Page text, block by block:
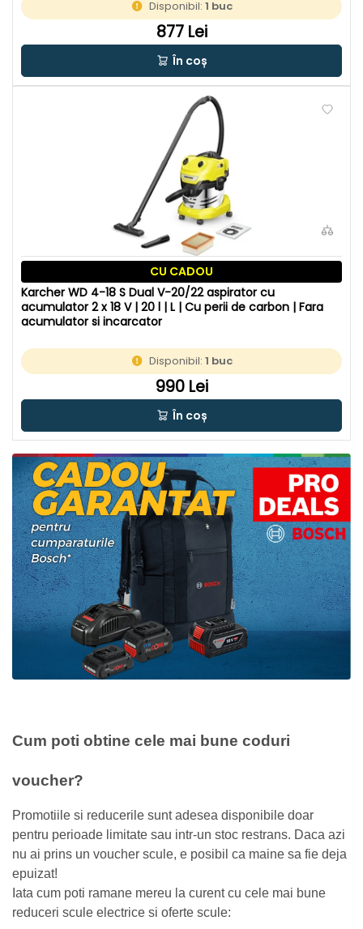
Disponibil:1 buc
877 Lei
În coș
CU CADOU
Karcher WD 4-18 S Dual V-20/22 aspirator cu
acumulator 2 x 18 V | 20 l | L | Cu perii de carbon | Fara
acumulator si incarcator
Disponibil:1 buc
990 Lei
În coș
Cum poti obtine cele mai bune coduri
voucher?
Promotiile si reducerile sunt adesea disponibile doar
pentru perioade limitate sau intr-un stoc restrans. Daca azi
nu ai prins un voucher scule, e posibil ca maine sa fie deja
epuizat!
Iata cum poti ramane mereu la curent cu cele mai bune
reduceri scule electrice si oferte scule: